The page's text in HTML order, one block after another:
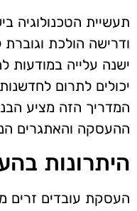
תעשיית הטכנולוגיה
ודרישה הולכת
ישנה עלייה במודעות
יכולים לתרום
המדריך הזה מציע
ההעסקה והאתגרים
היתרונות
העסקת עובדים זרים